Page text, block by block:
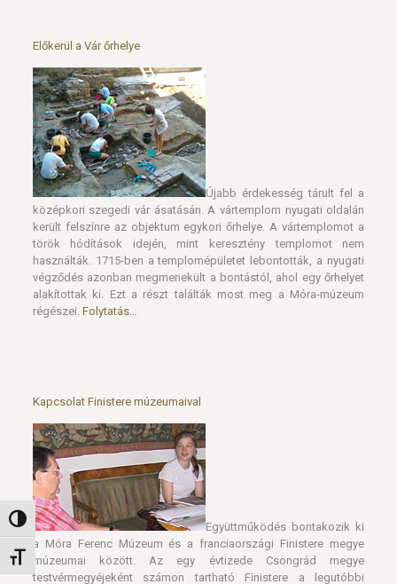
Nagy kontraszt váltása
Betűméret váltása
Előkerül a Vár őrhelye
Újabb érdekesség tárult fel a
középkori szegedi vár ásatásán. A vártemplom nyugati oldalán
került felszínre az objektum egykori őrhelye. A vártemplomot a
török hódítások idején, mint keresztény templomot nem
használták. 1715-ben a templomépületet lebontották, a nyugati
végződés azonban megmenekült a bontástól, ahol egy őrhelyet
alakítottak ki. Ezt a részt találták most meg a Móra-múzeum
régészei. Folytatás…
Kapcsolat Finistere múzeumaival
Együttműködés bontakozik ki
a Móra Ferenc Múzeum és a franciaországi Finistere megye
múzeumai között. Az egy évtizede Csongrád megye
testvérmegyéjeként számon tartható Finistere a legutóbbi